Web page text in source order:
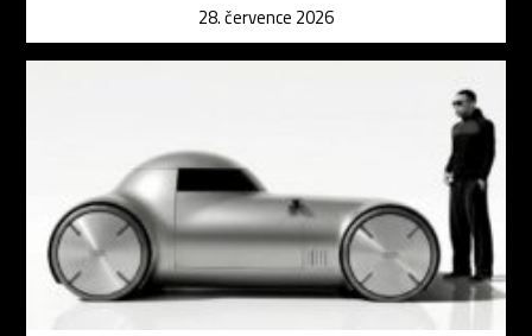
28. července 2026